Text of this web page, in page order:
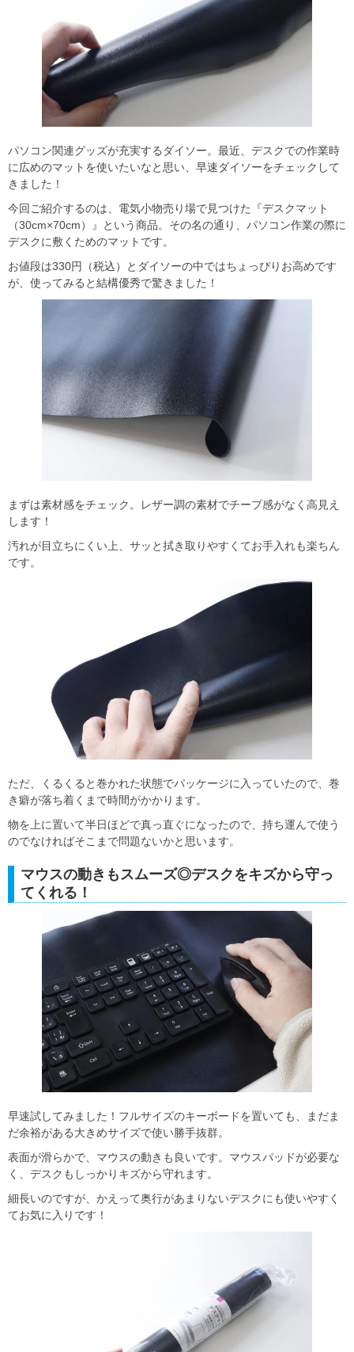
パソコン関連グッズが充実するダイソー。最近、デスクでの作業時
に広めのマットを使いたいなと思い、早速ダイソーをチェックして
きました！
今回ご紹介するのは、電気小物売り場で見つけた『デスクマット
（30cm×70cm）』という商品。その名の通り、パソコン作業の際に
デスクに敷くためのマットです。
お値段は330円（税込）とダイソーの中ではちょっぴりお高めです
が、使ってみると結構優秀で驚きました！
まずは素材感をチェック。レザー調の素材でチープ感がなく高見え
します！
汚れが目立ちにくい上、サッと拭き取りやすくてお手入れも楽ちん
です。
ただ、くるくると巻かれた状態でパッケージに入っていたので、巻
き癖が落ち着くまで時間がかかります。
物を上に置いて半日ほどで真っ直ぐになったので、持ち運んで使う
のでなければそこまで問題ないかと思います。
マウスの動きもスムーズ◎デスクをキズから守っ
てくれる！
早速試してみました！フルサイズのキーボードを置いても、まだま
だ余裕がある大きめサイズで使い勝手抜群。
表面が滑らかで、マウスの動きも良いです。マウスパッドが必要な
く、デスクもしっかりキズから守れます。
細長いのですが、かえって奥行があまりないデスクにも使いやすく
てお気に入りです！